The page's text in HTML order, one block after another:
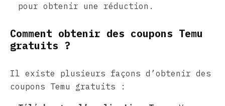
pour obtenir une réduction.
Comment obtenir des coupons Temu
gratuits ?
Il existe plusieurs façons d’obtenir des
coupons Temu gratuits :